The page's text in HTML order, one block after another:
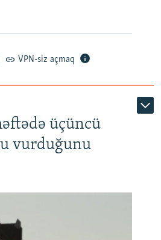
VPN-siz açmaq
üçüncü
vurduğunu